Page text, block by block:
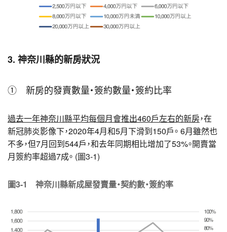
3. 神奈川縣的新房狀況
① 新房的發賣數量・簽約數量・簽約比率
過去一年神奈川縣平均每個月會推出460戶左右的新房，在
新冠肺炎影像下，2020年4月和5月下滑到150戶。 6月雖然也
不多，但7月回到544戶，和去年同期相比增加了53%。開賣當
月簽約率超過7成。 (圖3-1)
圖3-1 神奈川縣新成屋發賣量・契約數・簽約率